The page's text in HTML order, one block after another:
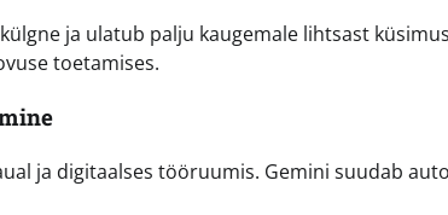
ja ulatub palju kaugemale lihtsast
toetamises.
ja digitaalses tööruumis. Gemini suudab